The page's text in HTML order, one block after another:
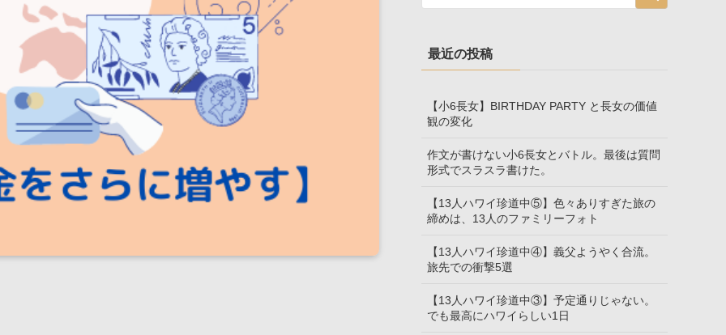
最近の投稿
【小6長女】BIRTHDAY PARTY と長女の価値
観の変化
作文が書けない小6長女とバトル。最後は質問
形式でスラスラ書けた。
【13人ハワイ珍道中⑤】色々ありすぎた旅の
締めは、13人のファミリーフォト
【13人ハワイ珍道中④】義父ようやく合流。
旅先での衝撃5選
【13人ハワイ珍道中③】予定通りじゃない。
でも最高にハワイらしい1日